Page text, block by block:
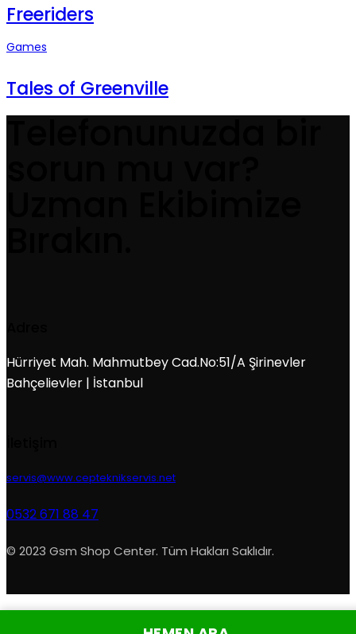
Freeriders
Games
Tales of Greenville
Hürriyet Mah. Mahmutbey Cad.No:51/A Şirinevler
Bahçelievler | İstanbul
servis@www.cepteknikservis.net
0532 671 88 47
© 2023 Gsm Shop Center. Tüm Hakları Saklıdır.